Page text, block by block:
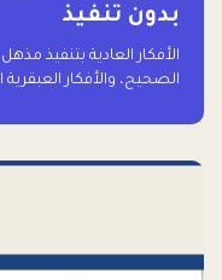
بدون تنفيذ
الأفكار العادية بتنفيذ
الصحيح، والأفكار